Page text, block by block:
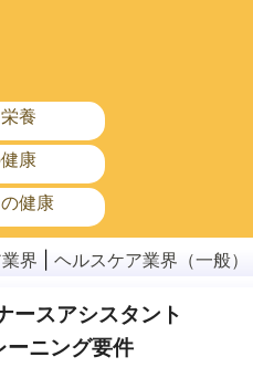
養
康
健康
界 ヘルスケア業界（一般）
ースアシスタント
ーニング要件